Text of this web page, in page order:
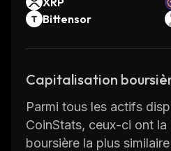
Bittensor
Capitalisation
Parmi tous les actifs
CoinStats, ceux-ci ont
boursière la plus